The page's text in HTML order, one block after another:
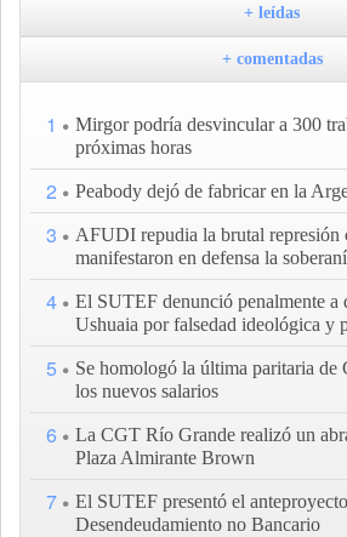
+ leídas
+ comentadas
1
Mirgor podría desvincular a 300
próximas horas
2 Peabody dejó de fabricar en la
3
AFUDI repudia la brutal represión
manifestaron en defensa la
4
El SUTEF denunció penalmente a
Ushuaia por falsedad ideológica y
5
Se homologó la última paritaria de
los nuevos salarios
6
La CGT Río Grande realizó un
Plaza Almirante Brown
7
El SUTEF presentó el
Desendeudamiento no Bancario